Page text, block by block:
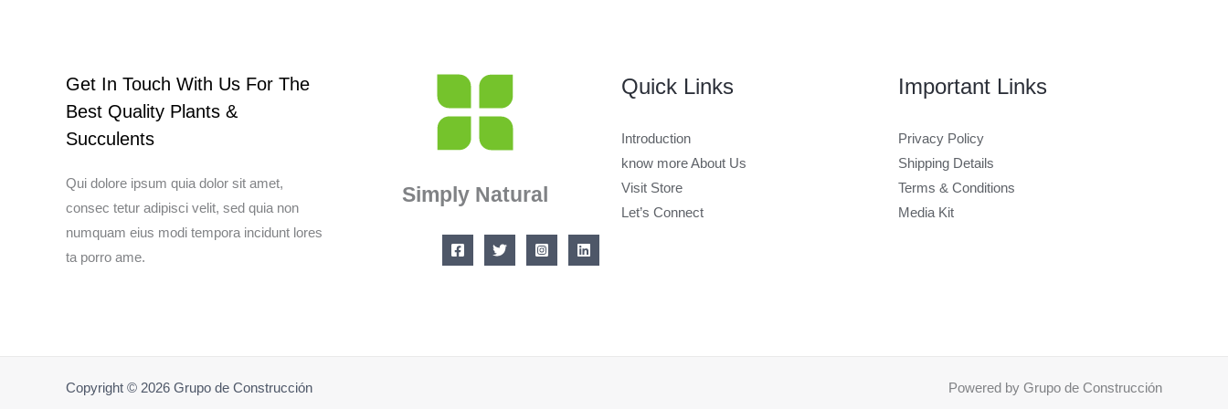
Get In Touch With Us For The
Best Quality Plants &
Succulents
Qui dolore ipsum quia dolor sit amet,
consec tetur adipisci velit, sed quia non
numquam eius modi tempora incidunt lores
ta porro ame.
Simply Natural
Quick Links
Introduction
know more About Us
Visit Store
Let’s Connect
Important Links
Privacy Policy
Shipping Details
Terms & Conditions
Media Kit
Copyright © 2026 Grupo de Construcción Powered by Grupo de Construcción